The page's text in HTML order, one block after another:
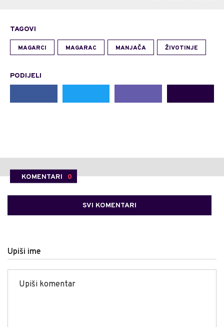
TAGOVI
MAGARCI MAGARAC MANJAČA ŽIVOTINJE
PODIJELI
KOMENTARI 0
SVI KOMENTARI
Upiši ime